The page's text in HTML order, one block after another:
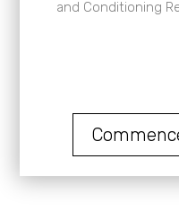
and Conditioning